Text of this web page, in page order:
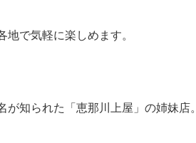
で気軽に楽しめます。
知られた「恵那川上屋」の姉妹店。